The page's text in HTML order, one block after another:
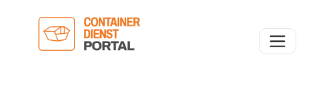
Toggle